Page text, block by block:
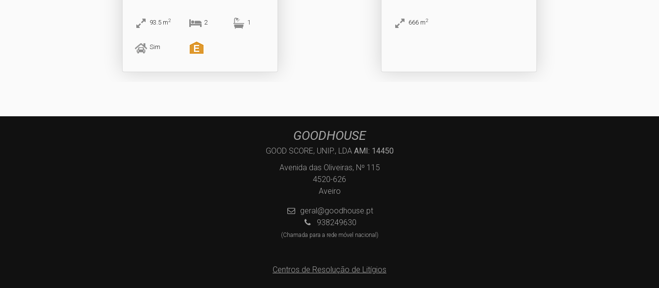
93.5 m2 2 1
Sim
666 m2
GOODHOUSE
GOOD SCORE, UNIP., LDA AMI: 14450
Avenida das Oliveiras, Nº 115
4520-626
Aveiro
geral@goodhouse.pt
938249630
(Chamada para a rede móvel nacional)
Centros de Resolução de Litígios